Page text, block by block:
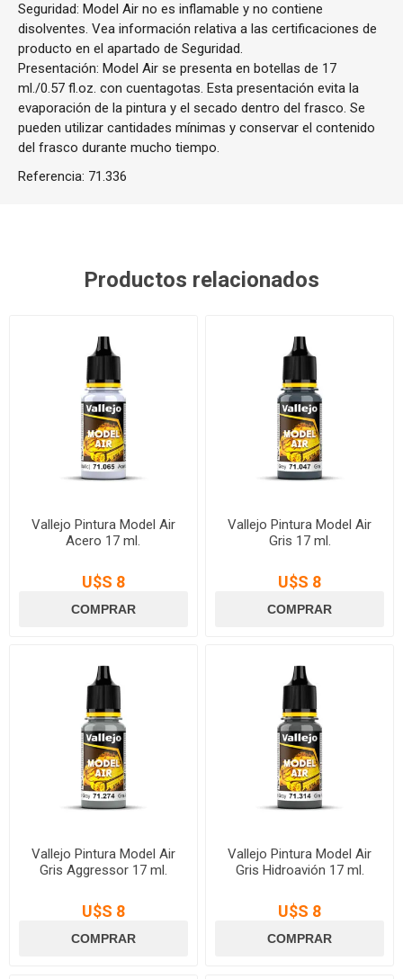
Seguridad: Model Air no es inflamable y no contiene
disolventes. Vea información relativa a las certificaciones de
producto en el apartado de Seguridad.
Presentación: Model Air se presenta en botellas de 17
ml./0.57 fl.oz. con cuentagotas. Esta presentación evita la
evaporación de la pintura y el secado dentro del frasco. Se
pueden utilizar cantidades mínimas y conservar el contenido
del frasco durante mucho tiempo.
Referencia: 71.336
Productos relacionados
Vallejo Pintura Model Air
Acero 17 ml.
U$S 8
Vallejo Pintura Model Air
Gris 17 ml.
U$S 8
Vallejo Pintura Model Air
Gris Aggressor 17 ml.
U$S 8
Vallejo Pintura Model Air
Gris Hidroavión 17 ml.
U$S 8